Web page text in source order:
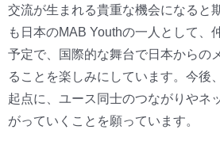
交流が生まれる貴重な機会になると
も日本のMAB Youthの一人として、
予定で、国際的な舞台で日本からの
ることを楽しみにしています。今後
起点に、ユース同士のつながりやネ
がっていくことを願っています。